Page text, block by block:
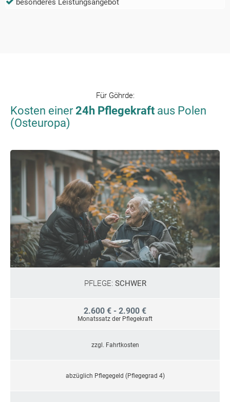
besonderes Leistungsangebot
Für Göhrde:
Kosten einer24h Pflegekraft aus Polen
(Osteuropa)
PFLEGE: SCHWER
2.600 € - 2.900 €
Monatssatz der Pflegekraft
zzgl. Fahrtkosten
abzüglich Pflegegeld (Pflegegrad 4)